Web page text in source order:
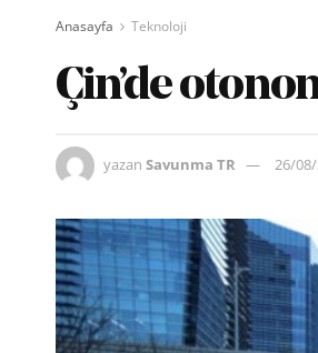
Anasayfa Teknoloji
Çin’de
yazan Savunma TR 26/